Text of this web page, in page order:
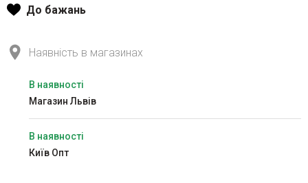
До бажань
Наявність в магазинах
В наявності
Магазин Львів
В наявності
Київ Опт